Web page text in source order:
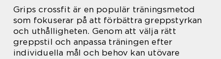
Grips crossfit är en populär träningsmetod
som fokuserar på att förbättra greppstyrkan
och uthålligheten. Genom att välja rätt
greppstil och anpassa träningen efter
individuella mål och behov kan utövare